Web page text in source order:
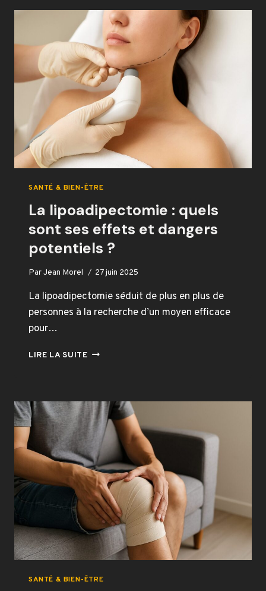
GRÂCE
WWW
LIONS
MANE
COM
SANTÉ & BIEN-ÊTRE
La lipoadipectomie : quels
sont ses effets et dangers
potentiels ?
ParJean Morel 27 juin 2025
La lipoadipectomie séduit de plus en plus de
personnes à la recherche d’un moyen efficace
pour…
LIRE LA SUITELA
SONT
SES
EFFETS
ET
DANGERS
POTENTIELS
?
SANTÉ & BIEN-ÊTRE